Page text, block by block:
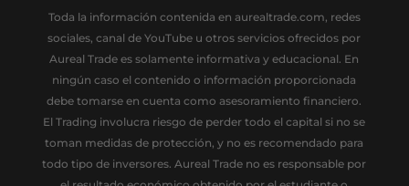
Toda la información contenida en aurealtrade.com, redes
sociales, canal de YouTube u otros servicios ofrecidos por
Aureal Trade es solamente informativa y educacional. En
ningún caso el contenido o información proporcionada
debe tomarse en cuenta como asesoramiento financiero.
El Trading involucra riesgo de perder todo el capital si no se
toman medidas de protección, y no es recomendado para
todo tipo de inversores. Aureal Trade no es responsable por